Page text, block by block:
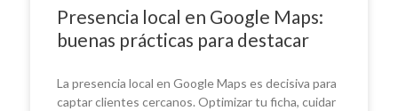
Presencia local en Google Maps:
buenas prácticas para destacar
La presencia local en Google Maps es decisiva para
captar clientes cercanos. Optimizar tu ficha, cuidar